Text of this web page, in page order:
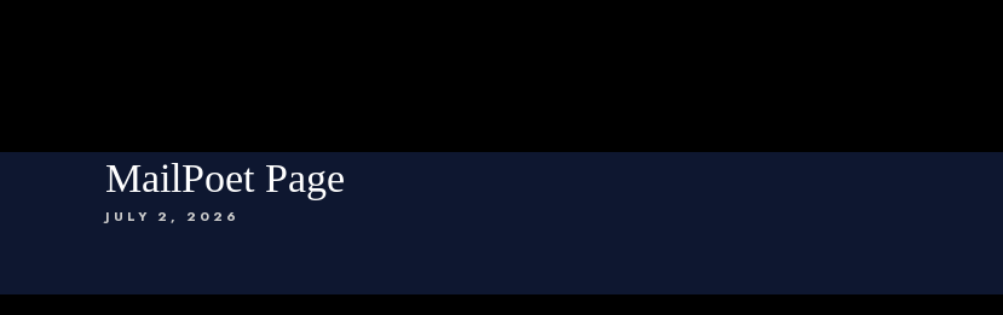
MailPoet Page
JULY 2, 2026